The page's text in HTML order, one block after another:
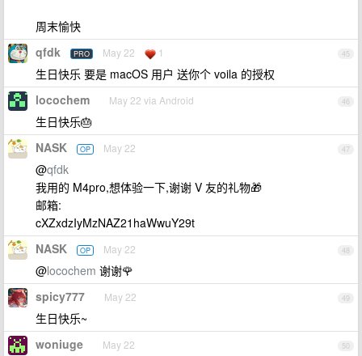
周末愉快
45
qfdk PRO May 22 1
生日快乐 要是 macOS 用户 送你个 voila 的授权
46
locochem May 22 via Android
生日快乐🎂
47
NASK OP May 22
@qfdk
我用的 M4pro,想体验一下,谢谢 V 友的礼物🎁
邮箱:
cXZxdzIyMzNAZ21haWwuY29t
48
NASK OP May 22
@locochem 谢谢🌹
49
spicy777 May 22
生日快乐~
50
woniuge May 22